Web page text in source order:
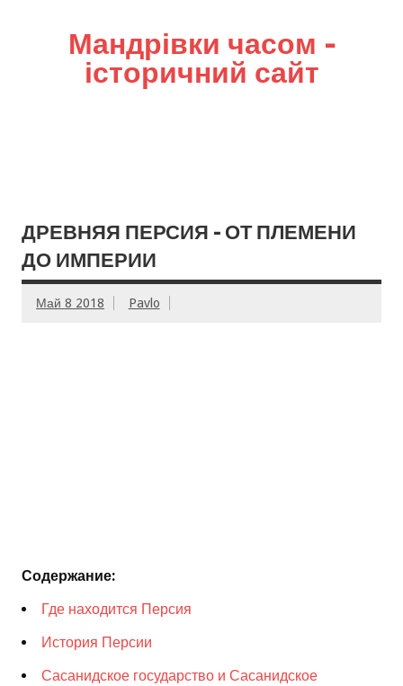
Мандрівки часом –
історичний сайт
ДРЕВНЯЯ ПЕРСИЯ – ОТ ПЛЕМЕНИ
ДО ИМПЕРИИ
Май 8 2018 Pavlo
Содержание:
Где находится Персия
История Персии
Сасанидское государство и Сасанидское